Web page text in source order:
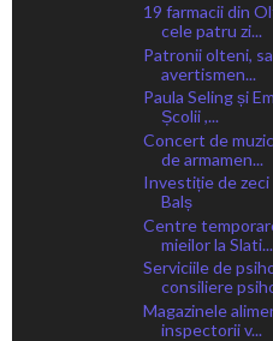
19 farmacii din
cele patru zi...
Patronii olteni,
avertismen...
Paula Seling și
Școlii ,...
Concert de
de armamen...
Investiție de zeci
Balș
Centre
mieilor la Slati...
Serviciile de
consiliere
Magazinele
inspectorii v...